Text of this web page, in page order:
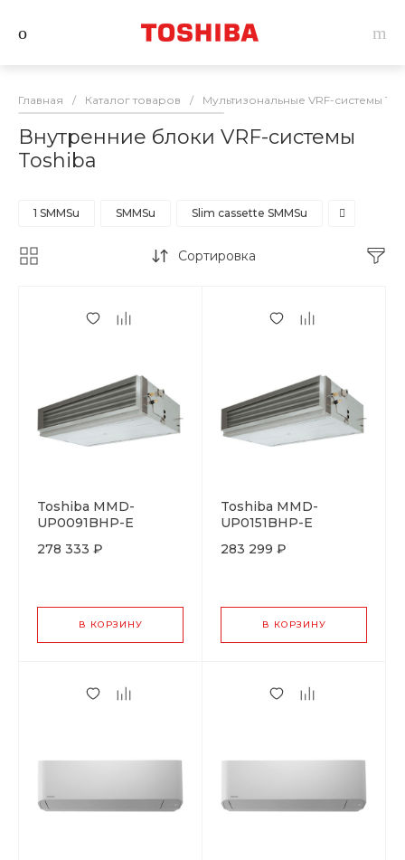
Главная / Каталог товаров / Мультизональные VRF-системы
Внутренние блоки VRF-системы
Toshiba
1 SMMSu SMMSu Slim cassette SMMSu
Сортировка
Toshiba MMD-
UP0091BHP-E
278 333 ₽
В КОРЗИНУ
Toshiba MMD-
UP0151BHP-E
283 299 ₽
В КОРЗИНУ